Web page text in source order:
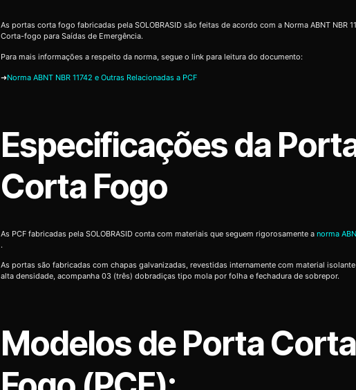
As portas corta fogo fabricadas pela SOLOBRASID são feitas de acordo com a Norma ABNT NBR
Corta-fogo para Saídas de Emergência.
Para mais informações a respeito da norma, segue o link para leitura do documento:
➜Norma ABNT NBR 11742 e Outras Relacionadas a PCF
Especificações da
Corta Fogo
As PCF fabricadas pela SOLOBRASID conta com materiais que seguem rigorosamente a norma
.
As portas são fabricadas com chapas galvanizadas, revestidas internamente com material
alta densidade, acompanha 03 (três) dobradiças tipo mola por folha e fechadura de sobrepor.
Modelos de Porta Corta